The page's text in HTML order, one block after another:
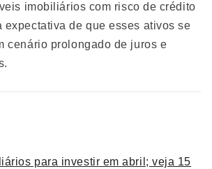
imobiliários com risco de crédito
expectativa de que esses ativos se
cenário prolongado de juros e
para investir em abril; veja 15